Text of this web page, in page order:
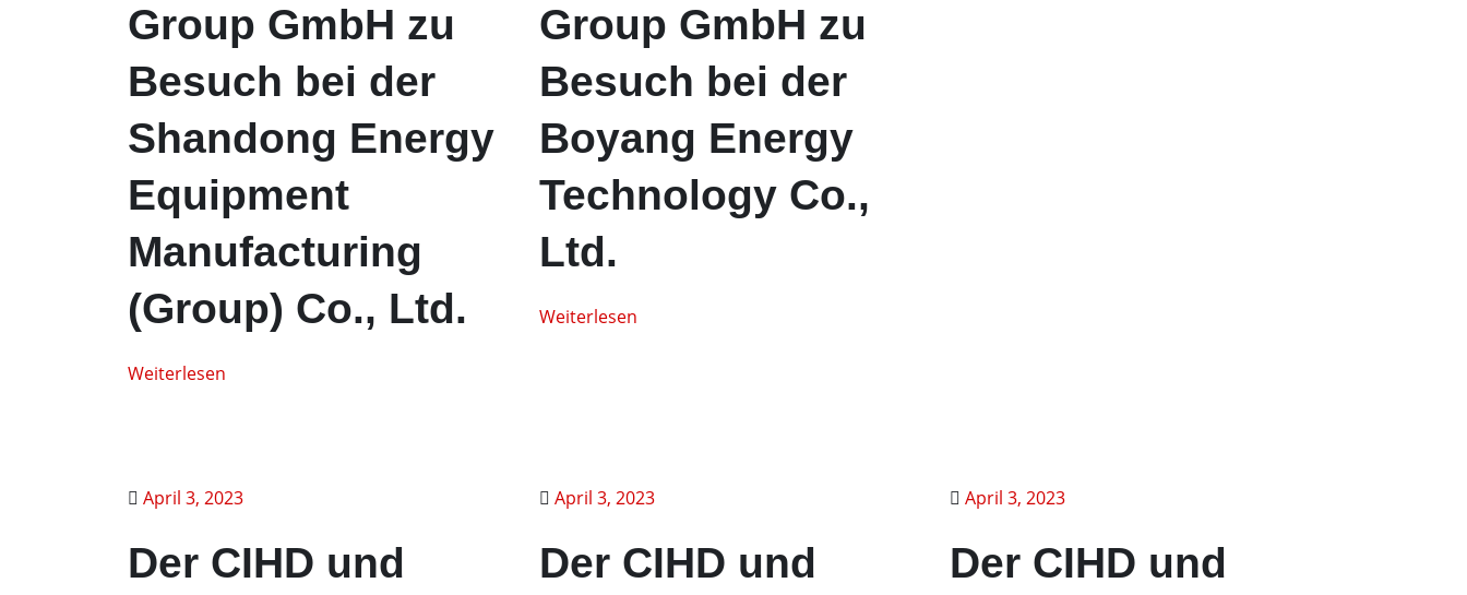
Group GmbH zu
Besuch bei der
Shandong Energy
Equipment
Manufacturing
(Group) Co., Ltd.
Weiterlesen
Group GmbH zu
Besuch bei der
Boyang Energy
Technology Co.,
Ltd.
Weiterlesen
April 3, 2023
Der CIHD und
April 3, 2023
Der CIHD und
April 3, 2023
Der CIHD und